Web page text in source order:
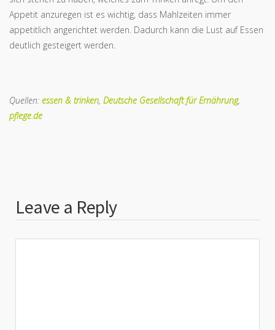
Appetit anzuregen ist es wichtig, dass Mahlzeiten immer
appetitlich angerichtet werden. Dadurch kann die Lust auf Essen
deutlich gesteigert werden.
Quellen: essen & trinken, Deutsche Gesellschaft für Ernährung,
pflege.de
Leave a Reply